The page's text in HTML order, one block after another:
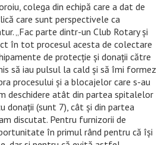
colega din echipă care a dat de
care sunt perspectivele ca
„Fac parte dintr-un Club Rotary şi
în tot procesul acesta de colectare
de protecţie şi donaţii către
să iau pulsul la cald şi să îmi formez
procesului şi a blocajelor care s-au
deschidere atât din partea spitalelor
donaţii (sunt 7), cât şi din partea
discutat. Pentru furnizorii de
în primul rând pentru că îşi